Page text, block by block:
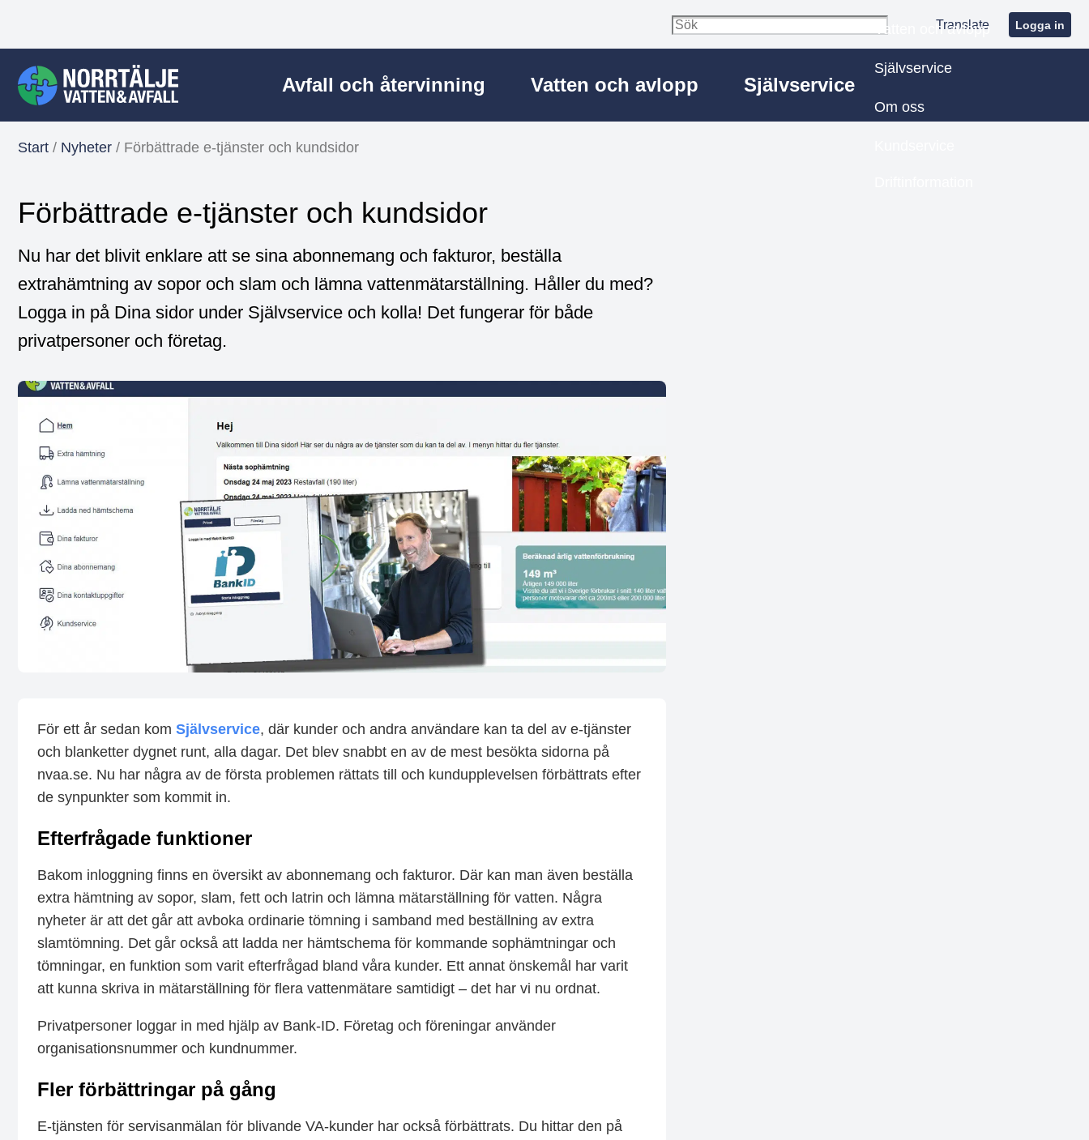
Translate Logga in
Avfall och återvinning Vatten och avlopp Självservice
Vatten och avlopp
Självservice
Om oss
Start / Nyheter / Förbättrade e-tjänster och kundsidor
Förbättrade e-tjänster och kundsidor
Nu har det blivit enklare att se sina abonnemang och fakturor, beställa
extrahämtning av sopor och slam och lämna vattenmätarställning. Håller du med?
Logga in på Dina sidor under Självservice och kolla! Det fungerar för både
privatpersoner och företag.
För ett år sedan kom Självservice, där kunder och andra användare kan ta del av e-tjänster
och blanketter dygnet runt, alla dagar. Det blev snabbt en av de mest besökta sidorna på
nvaa.se. Nu har några av de första problemen rättats till och kundupplevelsen förbättrats efter
de synpunkter som kommit in.
Efterfrågade funktioner
Bakom inloggning finns en översikt av abonnemang och fakturor. Där kan man även beställa
extra hämtning av sopor, slam, fett och latrin och lämna mätarställning för vatten. Några
nyheter är att det går att avboka ordinarie tömning i samband med beställning av extra
slamtömning. Det går också att ladda ner hämtschema för kommande sophämtningar och
tömningar, en funktion som varit efterfrågad bland våra kunder. Ett annat önskemål har varit
att kunna skriva in mätarställning för flera vattenmätare samtidigt – det har vi nu ordnat.
Privatpersoner loggar in med hjälp av Bank-ID. Företag och föreningar använder
organisationsnummer och kundnummer.
Fler förbättringar på gång
E-tjänsten för servisanmälan för blivande VA-kunder har också förbättrats. Du hittar den på